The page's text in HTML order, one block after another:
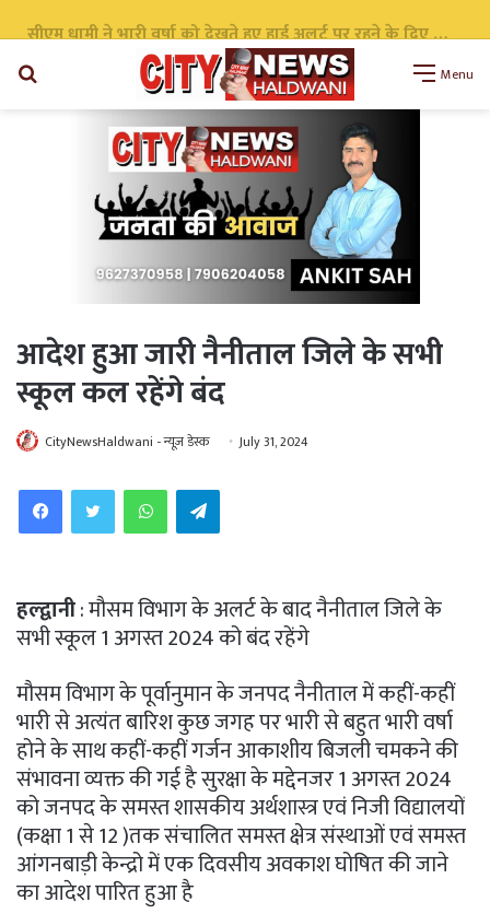
Menu
आदेश हुआ जारी नैनीताल जिले के सभी
स्कूल कल रहेंगे बंद
CityNewsHaldwani - न्यूज़ डेस्क July 31, 2024
WhatsAppTelegram
हल्द्वानी: मौसम विभाग के अलर्ट के बाद नैनीताल जिले के
सभी स्कूल 1 अगस्त 2024 को बंद रहेंगे
मौसम विभाग के पूर्वानुमान के जनपद नैनीताल में कहीं-कहीं
भारी से अत्यंत बारिश कुछ जगह पर भारी से बहुत भारी वर्षा
होने के साथ कहीं-कहीं गर्जन आकाशीय बिजली चमकने की
संभावना व्यक्त की गई है सुरक्षा के मद्देनजर 1 अगस्त 2024
को जनपद के समस्त शासकीय अर्थशास्त्र एवं निजी विद्यालयों
(कक्षा 1 से 12 )तक संचालित समस्त क्षेत्र संस्थाओं एवं समस्त
आंगनबाड़ी केन्द्रो में एक दिवसीय अवकाश घोषित की जाने
का आदेश पारित हुआ है